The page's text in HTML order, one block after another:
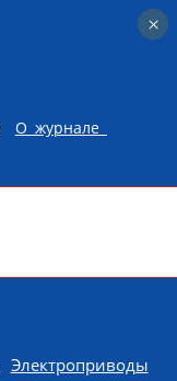
О журнале
Электроприводы
×
×